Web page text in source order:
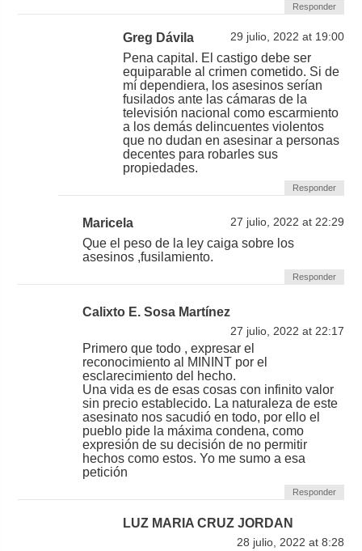
Responder
Greg Dávila 29 julio, 2022 at 19:00
Pena capital. El castigo debe ser
equiparable al crimen cometido. Si de
mí dependiera, los asesinos serían
fusilados ante las cámaras de la
televisión nacional como escarmiento
a los demás delincuentes violentos
que no dudan en asesinar a personas
decentes para robarles sus
propiedades.
Responder
Maricela 27 julio, 2022 at 22:29
Que el peso de la ley caiga sobre los
asesinos ,fusilamiento.
Responder
Calixto E. Sosa Martínez
27 julio, 2022 at 22:17
Primero que todo , expresar el
reconocimiento al MININT por el
esclarecimiento del hecho.
Una vida es de esas cosas con infinito valor
sin precio establecido. La naturaleza de este
asesinato nos sacudió en todo, por ello el
pueblo pide la máxima condena, como
expresión de su decisión de no permitir
hechos como estos. Yo me sumo a esa
petición
Responder
LUZ MARIA CRUZ JORDAN
28 julio, 2022 at 8:28